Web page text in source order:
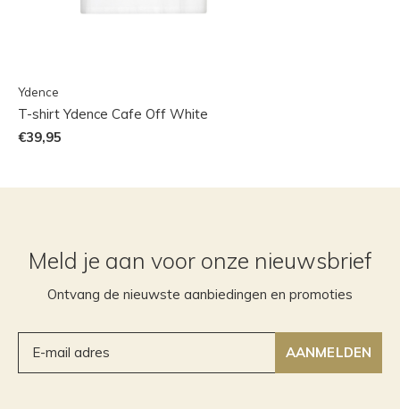
Ydence
T-shirt Ydence Cafe Off White
€39,95
Meld je aan voor onze nieuwsbrief
Ontvang de nieuwste aanbiedingen en promoties
AANMELDEN